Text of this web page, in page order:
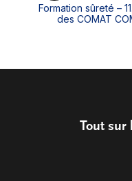
Formation sûreté –
des COMAT
Tout sur